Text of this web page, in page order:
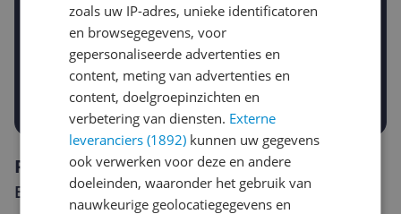
Gewenste daling of bedrag
-5% -10% -15%
€
Prijsalert aanzetten
Reviews
Er zijn nog geen reviews geschreven
zoals uw IP-adres, unieke identificatoren
en browsegegevens, voor
gepersonaliseerde advertenties en
content, meting van advertenties en
content, doelgroepinzichten en
verbetering van diensten. Externe
leveranciers (1892) kunnen uw gegevens
ook verwerken voor deze en andere
doeleinden, waaronder het gebruik van
nauwkeurige geolocatiegegevens en